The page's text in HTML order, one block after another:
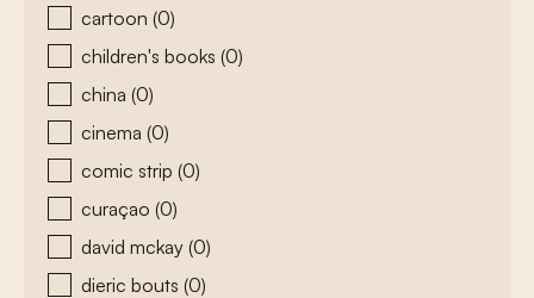
cartoon (0)
children's books (0)
china (0)
cinema (0)
comic strip (0)
curaçao (0)
david mckay (0)
dieric bouts (0)